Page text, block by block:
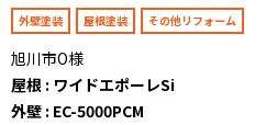
外壁塗装 屋根塗装 その他リフォーム
旭川市O様
屋根 : ワイドエポーレSi
外壁 : EC-5000PCM